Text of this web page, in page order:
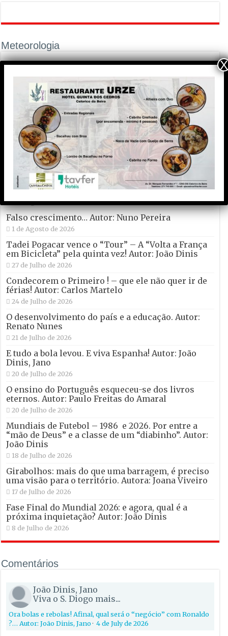
Meteorologia
Publicidade
OPINIÃO E CRÓNICAS
Matraquilhos… Autor: Fernando Roldão
6 de Agosto de 2026
A marca Sporting em todo o mundo está a crescer
atrás de Ronaldo. Autor: Paulo Freitas do Amaral
5 de Agosto de 2026
Falso crescimento… Autor: Nuno Pereira
1 de Agosto de 2026
Tadei Pogacar vence o “Tour” – A “Volta a França
em Bicicleta” pela quinta vez! Autor: João Dinis
27 de Julho de 2026
Condecorem o Primeiro ! – que ele não quer ir de
férias! Autor: Carlos Martelo
24 de Julho de 2026
O desenvolvimento do país e a educação. Autor:
Renato Nunes
21 de Julho de 2026
E tudo a bola levou. E viva Espanha! Autor: João
Dinis, Jano
20 de Julho de 2026
O ensino do Português esqueceu-se dos livros
eternos. Autor: Paulo Freitas do Amaral
20 de Julho de 2026
Mundiais de Futebol – 1986 e 2026. Por entre a
“mão de Deus” e a classe de um “diabinho”. Autor:
João Dinis
18 de Julho de 2026
Girabolhos: mais do que uma barragem, é preciso
uma visão para o território. Autora: Joana Viveiro
17 de Julho de 2026
Fase Final do Mundial 2026: e agora, qual é a
próxima inquietação? Autor: João Dinis
8 de Julho de 2026
Comentários
João Dinis, Jano
Viva o S. Diogo mais...
Ora bolas e rebolas! Afinal, qual será o “negócio” com Ronaldo
?… Autor: João Dinis, Jano·4 de July de 2026
X